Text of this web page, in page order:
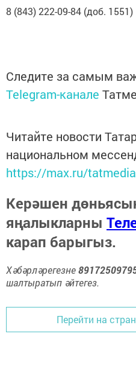
8 (843) 222-09-84 (доб. 1551)
Следите за самым
Telegram-канале
Читайте новости
национальном
https://max.ru/tatmedia
Керәшен
яңалыкларны
карап барыгыз.
Хәбәрләрегезне
шалтыратып әйтегез.
Перейти на